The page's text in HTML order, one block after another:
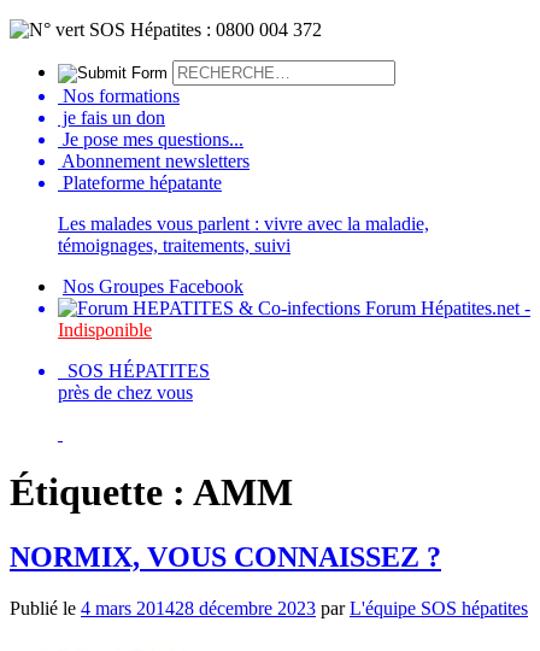
Nos formations
je fais un don
Je pose mes questions...
Abonnement newsletters
Plateforme hépatante
Les malades vous parlent : vivre avec la maladie,
témoignages, traitements, suivi
Nos Groupes Facebook
Forum Hépatites.net -
Indisponible
SOS HÉPATITES
près de chez vous
Étiquette : AMM
NORMIX, VOUS CONNAISSEZ ?
Publié le 4 mars 201428 décembre 2023 parL'équipe SOS hépatites